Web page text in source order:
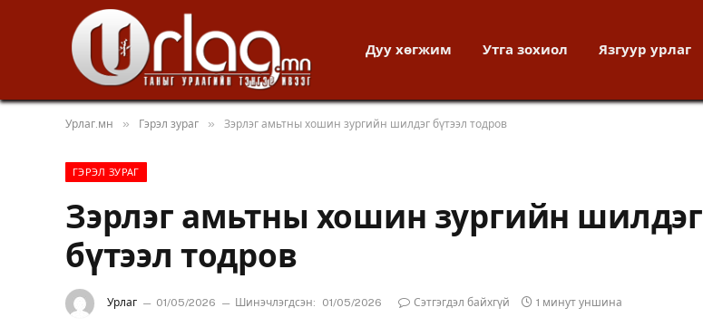
Дуу хөгжим Утга зохиол Язгуур урлаг
Урлаг.мн » Гэрэл зураг » Зэрлэг амьтны хошин зургийн шилдэг бүтээл тодров
ГЭРЭЛ ЗУРАГ
Зэрлэг амьтны хошин зургийн шилдэг
бүтээл тодров
Урлаг 01/05/2026 Шинэчлэгдсэн: 01/05/2026 Сэтгэгдэл байхгүй 1 минут уншина